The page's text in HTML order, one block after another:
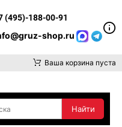
(495)-188-00-91
shop.ru
Ваша корзина пуста